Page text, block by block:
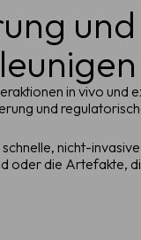
in vivo und
und
nicht-
oder die Artefakte,